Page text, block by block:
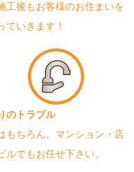
工後もお客様のお住まいを
ていきます！
のトラブル
もちろん、マンション・店
ルでもお任せ下さい。